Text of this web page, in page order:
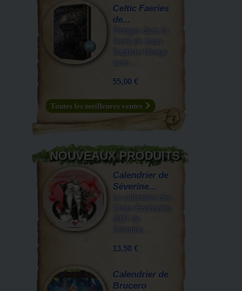
Celtic Faeries
de...
Plongez dans la
féerie de Jean-
Baptiste Monge
avec...
55,00 €
Toutes les meilleures ventes
NOUVEAUX PRODUITS
Calendrier de
Séverine...
Le calendrier des
Chats Enchantés
2027 de
Séverine...
13,50 €
Calendrier de
Brucero